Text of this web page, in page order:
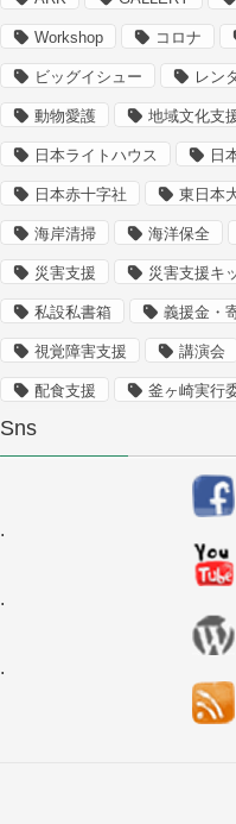
Workshop コロナ
ビッグイシュー レン
動物愛護 地域文化支
日本ライトハウス 日
日本赤十字社 東日本
海岸清掃 海洋保全
災害支援 災害支援キ
私設私書箱 義援金・
視覚障害支援 講演会
配食支援 釜ヶ崎実行
Sns
.
.
.